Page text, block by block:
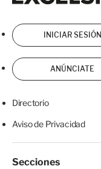
INICIAR SESIÓN
ANÚNCIATE
Directorio
Aviso de Privacidad
Secciones